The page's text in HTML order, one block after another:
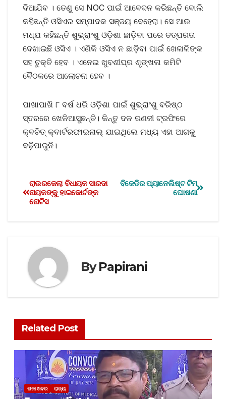
ଦିଆଯିବ । ତେଣୁ ସେ NOC ପାଇଁ ଆବେଦନ କରିଛନ୍ତି ବୋଲି
କହିଛନ୍ତି ଓସିଏର ସମ୍ପାଦକ ସଞ୍ଜୟ ବେହେରା। ସେ ଆଉ
ମଧ୍ଯ କହିଛନ୍ତି ଶୁଭ୍ରାଂଶୁ ଓଡ଼ିଶା ଛାଡ଼ିବା ପରେ ତତ୍ପରତା
ଦେଖାଇଛି ଓସିଏ । ଏଣିକି ଓସିଏ ନ ଛାଡ଼ିବା ପାଇଁ ଖେଳାଳିଙ୍କ
ସହ ଚୁକ୍ତି ହେବ । ଏନେଇ ଖୁବଶୀଘ୍ର ଶୃଙ୍ଖଳା କମିଟି
ବୈଠକରେ ଆଲୋଚନା ହେବ ।
ପାଖାପାଖି ୮ ବର୍ଷ ଧରି ଓଡ଼ିଶା ପାଇଁ ଶୁଭ୍ରାଂଶୁ ବରିଷ୍ଠ
ସ୍ତରରେ ଖେଳିଆସୁଛନ୍ତି। କିନ୍ତୁ ଦଳ ରଣଜୀ ଟ୍ରଫିରେ
କ୍ବଚିତ୍‌ କ୍ବାର୍ଟରଫାଇନାଲ୍‌ ଯାଇଥିଲେ ମଧ୍ୟ ଏହା ଆଗକୁ
ବଢ଼ିପାରୁନି।
ବିଜେଡିର ପ୍ୟାନେଲିଷ୍ଟ ଟିମ
ଘୋଷଣା
ରାଉରକେଲା ବିଧାୟକ ସାରଦା
ନାୟକଙ୍କୁ ହାଇକୋର୍ଟଙ୍କ
ନୋଟିସ
ByPapirani
Related Post
ତାଜା ଖବର ରାଜ୍ୟ